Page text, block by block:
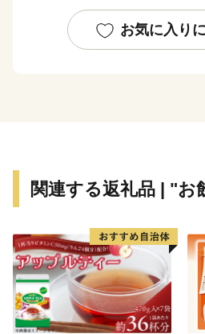
茨木市は「次なる茨木へ。」を
まちづくりを進めています。皆
お気に入り
関連する返礼品 | "お